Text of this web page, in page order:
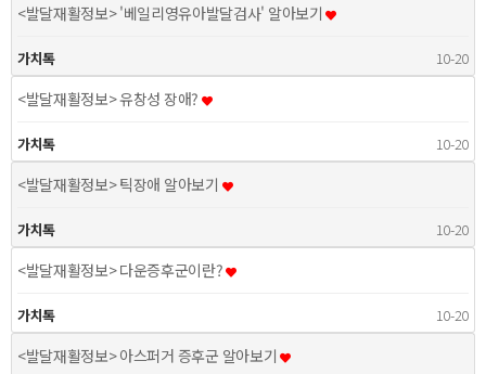
<발달재활정보> '베일리영유아발달검사' 알아보기
가치톡 10-20
<발달재활정보> 유창성 장애?
가치톡 10-20
<발달재활정보> 틱장애 알아보기
가치톡 10-20
<발달재활정보> 다운증후군이란?
가치톡 10-20
<발달재활정보> 아스퍼거 증후군 알아보기